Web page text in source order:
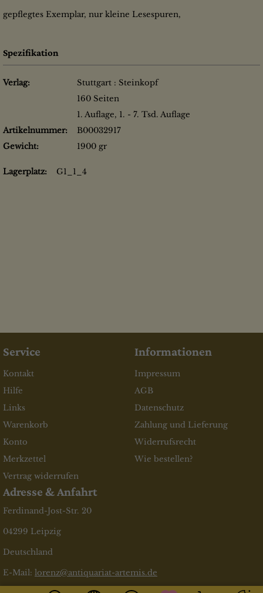
gepflegtes Exemplar, nur kleine Lesespuren,
Spezifikation
Verlag:
Stuttgart : Steinkopf
160 Seiten
1. Auflage, 1. - 7. Tsd. Auflage
Artikelnummer:
B00032917
Gewicht:
1900 gr
Lagerplatz: G1_1_4
Service
Kontakt
Hilfe
Links
Warenkorb
Konto
Merkzettel
Vertrag widerrufen
Informationen
Impressum
AGB
Datenschutz
Zahlung und Lieferung
Widerrufsrecht
Wie bestellen?
Adresse & Anfahrt
Ferdinand-Jost-Str. 20
04299 Leipzig
Deutschland
E-Mail: lorenz@antiquariat-artemis.de